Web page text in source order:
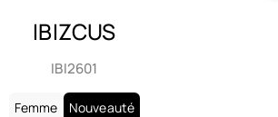
IBIZCUS
IBI2602
Femme Nouveauté